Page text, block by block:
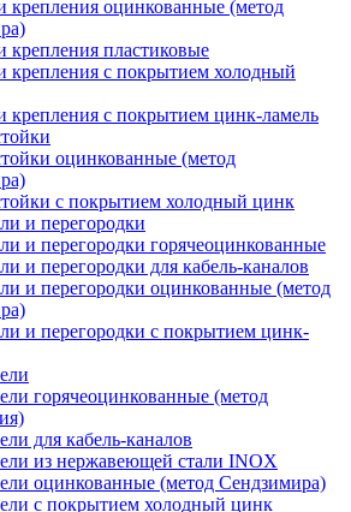
крепления оцинкованные (метод
крепления пластиковые
крепления с покрытием холодный
крепления с покрытием цинк-ламель
оцинкованные (метод
с покрытием холодный цинк
и перегородки
и перегородки горячеоцинкованные
и перегородки для кабель-каналов
и перегородки оцинкованные (метод
и перегородки с покрытием цинк-
горячеоцинкованные (метод
для кабель-каналов
из нержавеющей стали INOX
оцинкованные (метод Сендзимира)
с покрытием холодный цинк